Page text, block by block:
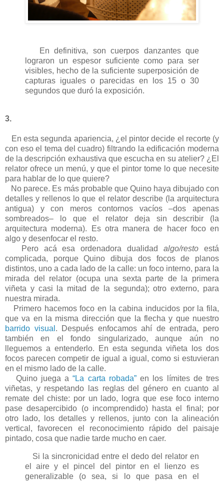
En definitiva, son cuerpos danzantes que
lograron un espesor suficiente como para ser
visibles, hecho de la suficiente superposición de
capturas iguales o parecidas en los 15 o 30
segundos que duró la exposición.
3.
En esta segunda apariencia, ¿el pintor decide el recorte (y
con eso el tema del cuadro) filtrando la edificación moderna
de la descripción exhaustiva que escucha en su atelier? ¿El
relator ofrece un menú, y que el pintor tome lo que necesite
para hablar de lo que quiere?
No parece. Es más probable que Quino haya dibujado con
detalles y rellenos lo que el relator describe (la arquitectura
antigua) y con meros contornos vacíos –dos apenas
sombreados– lo que el relator deja sin describir (la
arquitectura moderna). Es otra manera de hacer foco en
algo y desenfocar el resto.
Pero acá esa ordenadora dualidadalgo/resto está
complicada, porque Quino dibuja dos focos de planos
distintos, uno a cada lado de la calle: un foco interno, para la
mirada del relator (ocupa una sexta parte de la primera
viñeta y casi la mitad de la segunda); otro externo, para
nuestra mirada.
Primero hacemos foco en la cabina inducidos por la fila,
que va en la misma dirección que la flecha y que nuestro
barrido visual . Después enfocamos ahí de entrada, pero
también en el fondo singularizado, aunque aún no
lleguemos a entenderlo. En esta segunda viñeta los dos
focos parecen competir de igual a igual, como si estuvieran
en el mismo lado de la calle.
Quino juega a“La carta robada”en los límites de tres
viñetas, y respetando las reglas del género en cuanto al
remate del chiste: por un lado, logra que ese foco interno
pase desapercibido (o incomprendido) hasta el final; por
otro lado, los detalles y rellenos, junto con la alineación
vertical, favorecen el reconocimiento rápido del paisaje
pintado, cosa que nadie tarde mucho en caer.
Si la sincronicidad entre el dedo del relator en
el aire y el pincel del pintor en el lienzo es
generalizable (o sea, si lo que pasa en el